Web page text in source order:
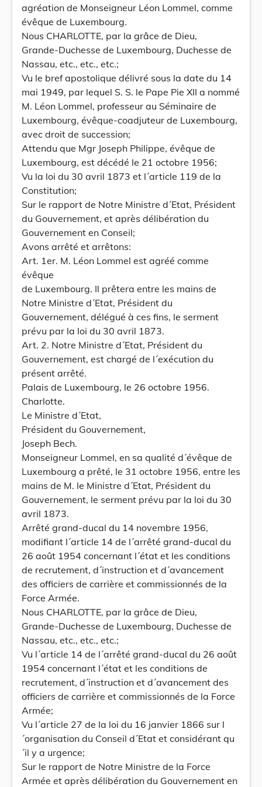
agréation de Monseigneur Léon Lommel, comme
évêque de Luxembourg.
Nous CHARLOTTE, par la grâce de Dieu,
Grande-Duchesse de Luxembourg, Duchesse de
Nassau, etc., etc., etc.;
Vu le bref apostolique délivré sous la date du 14
mai 1949, par lequel S. S. le Pape Pie XII a nommé
M. Léon Lommel, professeur au Séminaire de
Luxembourg, évêque-coadjuteur de Luxembourg,
avec droit de succession;
Attendu que Mgr Joseph Philippe, évêque de
Luxembourg, est décédé le 21 octobre 1956;
Vu la loi du 30 avril 1873 et l´article 119 de la
Constitution;
Sur le rapport de Notre Ministre d´Etat, Président
du Gouvernement, et après délibération du
Gouvernement en Conseil;
Avons arrêté et arrêtons:
Art. 1er. M. Léon Lommel est agréé comme
évêque
de Luxembourg. Il prêtera entre les mains de
Notre Ministre d´Etat, Président du
Gouvernement, délégué à ces fins, le serment
prévu par la loi du 30 avril 1873.
Art. 2. Notre Ministre d´Etat, Président du
Gouvernement, est chargé de l´exécution du
présent arrêté.
Palais de Luxembourg, le 26 octobre 1956.
Charlotte.
Le Ministre d´Etat,
Président du Gouvernement,
Joseph Bech.
Monseigneur Lommel, en sa qualité d´évêque de
Luxembourg a prêté, le 31 octobre 1956, entre les
mains de M. le Ministre d´Etat, Président du
Gouvernement, le serment prévu par la loi du 30
avril 1873.
Arrêté grand-ducal du 14 novembre 1956,
modifiant l´article 14 de l´arrêté grand-ducal du
26 août 1954 concernant l´état et les conditions
de recrutement, d´instruction et d´avancement
des officiers de carrière et commissionnés de la
Force Armée.
Nous CHARLOTTE, par la grâce de Dieu,
Grande-Duchesse de Luxembourg, Duchesse de
Nassau, etc., etc., etc.;
Vu l´article 14 de l´arrêté grand-ducal du 26 août
1954 concernant l´état et les conditions de
recrutement, d´instruction et d´avancement des
officiers de carrière et commissionnés de la Force
Armée;
Vu l´article 27 de la loi du 16 janvier 1866 sur l
´organisation du Conseil d´Etat et considérant qu
´il y a urgence;
Sur le rapport de Notre Ministre de la Force
Armée et après délibération du Gouvernement en